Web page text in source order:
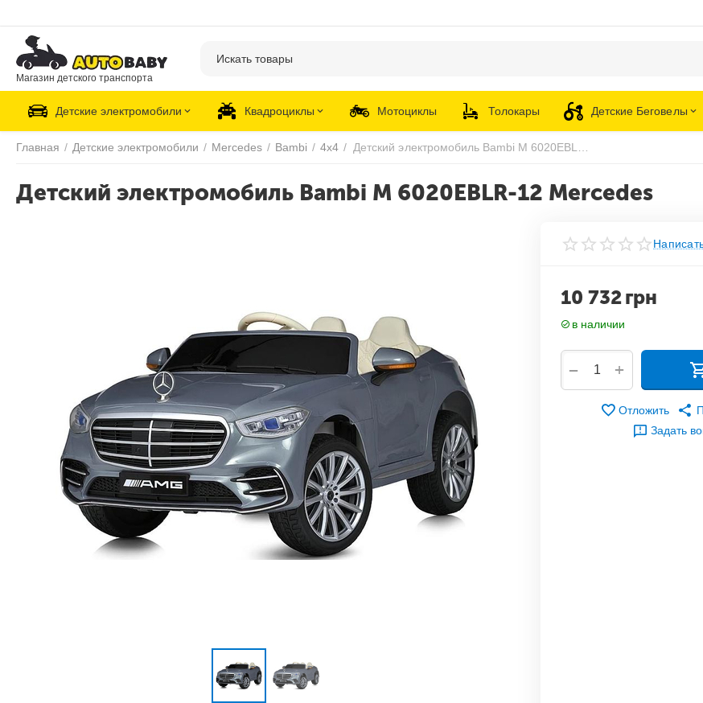
Магазин детского транспорта
Детские электромобили Квадроциклы Мотоциклы Толокары Детские Беговелы
Главная / Детские электромобили / Mercedes / Bambi / 4х4 /
Детский электромобиль Bambi M 6020EBLR-12 Mercedes
10 732грн
в наличии
+
−
Отложить
Задать